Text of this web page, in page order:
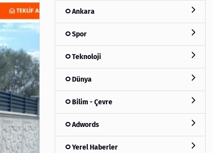
Ankara
Spor
Teknoloji
Dünya
Bilim - Çevre
Adwords
Yerel Haberler